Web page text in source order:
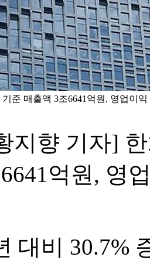
준 매출액 3조6641억원, 영업이
지향 기자]
억원, 영
대비 30.7%